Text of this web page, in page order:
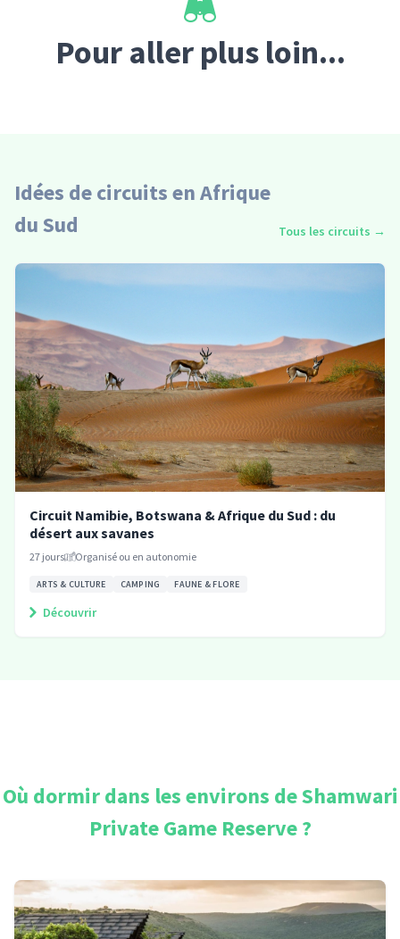
Pour aller plus loin...
Idées de circuits en Afrique
du Sud
Tous les circuits →
Circuit Namibie, Botswana & Afrique du Sud : du
désert aux savanes
27 jours Organisé ou en autonomie
ARTS & CULTURE CAMPING FAUNE & FLORE
Découvrir
Où dormir dans les environs deShamwari
Private Game Reserve?